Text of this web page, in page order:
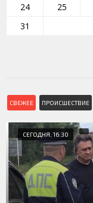
24
25
31
СВЕЖЕЕ ПРОИСШЕСТВИЕ
СЕГОДНЯ, 16:30